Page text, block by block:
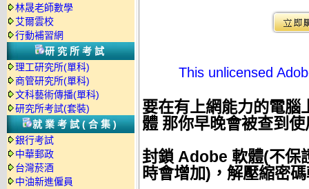
林晟老師數學
艾爾雲校
行動補習網
研究所考試
理工研究所(單科)
商管研究所(單科)
文科藝術傳播(單科)
研究所考試(套裝)
就業考試(合集)
銀行考試
中華郵政
台灣菸酒
中油新進僱員
This unlicensed
要在有上網能力的電
體 那你早晚會被查到
封鎖 Adobe 軟體(不保
時會增加) ， 解壓縮密